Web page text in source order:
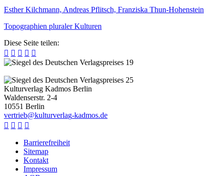
Esther Kilchmann, Andreas Pflitsch, Franziska Thun-Hohenstein
Topographien pluraler Kulturen
Diese Seite teilen:
    
Kulturverlag Kadmos Berlin
Waldenserstr. 2-4
10551 Berlin
vertrieb@kulturverlag-kadmos.de
   
Barrierefreiheit
Sitemap
Kontakt
Impressum